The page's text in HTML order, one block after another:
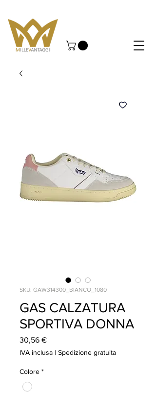
SKU: GAW314300_BIANCO_1080
GAS CALZATURA
SPORTIVA DONNA
30,56 €Prezzo
IVA inclusa | Spedizione gratuita
Colore *